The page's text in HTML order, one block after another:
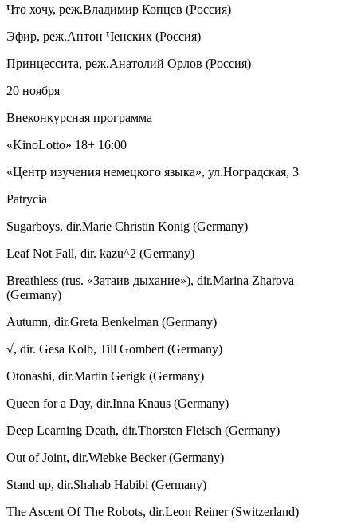
Что хочу, реж.Владимир Копцев (Россия)
Эфир, реж.Антон Ченских (Россия)
Принцессита, реж.Анатолий Орлов (Россия)
20 ноября
Внеконкурсная программа
«KinoLotto» 18+ 16:00
«Центр изучения немецкого языка», ул.Ноградская, 3
Patrycia
Sugarboys, dir.Marie Christin Konig (Germany)
Leaf Not Fall, dir. kazu^2 (Germany)
Breathless (rus. «Затаив дыхание»), dir.Marina Zharova
(Germany)
Autumn, dir.Greta Benkelman (Germany)
√, dir. Gesa Kolb, Till Gombert (Germany)
Otonashi, dir.Martin Gerigk (Germany)
Queen for a Day, dir.Inna Knaus (Germany)
Deep Learning Death, dir.Thorsten Fleisch (Germany)
Out of Joint, dir.Wiebke Becker (Germany)
Stand up, dir.Shahab Habibi (Germany)
The Ascent Of The Robots, dir.Leon Reiner (Switzerland)